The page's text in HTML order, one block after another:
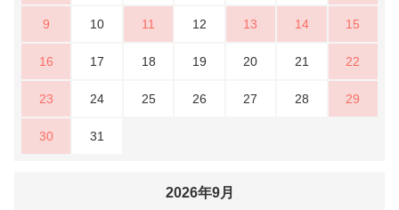
9 10 11 12 13 14 15
16 17 18 19 20 21 22
23 24 25 26 27 28 29
30 31
2026年9月